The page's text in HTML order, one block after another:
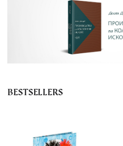
BESTSELLERS